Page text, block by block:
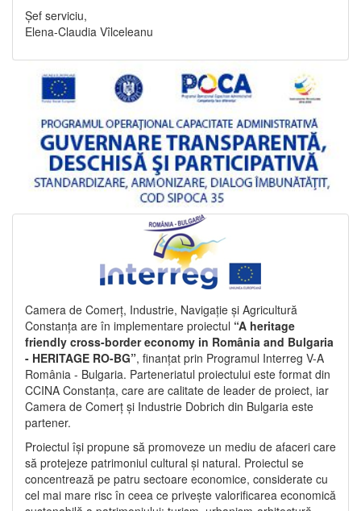
Șef serviciu,
Elena-Claudia Vîlceleanu
Camera de Comerț, Industrie, Navigație și Agricultură
Constanța are în implementare proiectul “A heritage
friendly cross-border economy in România and Bulgaria
- HERITAGE RO-BG”, finanțat prin Programul Interreg V-A
România - Bulgaria. Parteneriatul proiectului este format din
CCINA Constanța, care are calitate de leader de proiect, iar
Camera de Comerț și Industrie Dobrich din Bulgaria este
partener.
Proiectul își propune să promoveze un mediu de afaceri care
să protejeze patrimoniul cultural și natural. Proiectul se
concentrează pe patru sectoare economice, considerate cu
cel mai mare risc în ceea ce privește valorificarea economică